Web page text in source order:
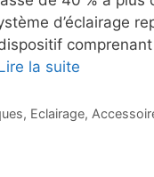
d’éclairage
la suite
, Eclairage,